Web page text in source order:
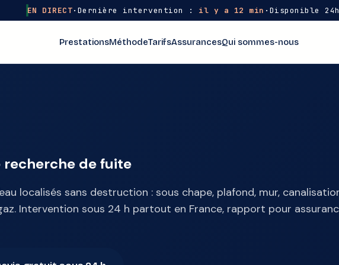
EN DIRECT· Dernière intervention : il y a 12 min · Disponible
PrestationsMéthodeTarifsAssurancesQui sommes-nous
recherche de fuite
localisés sans destruction : sous chape, plafond, mur,
Intervention sous 24 h partout en France, rapport pour